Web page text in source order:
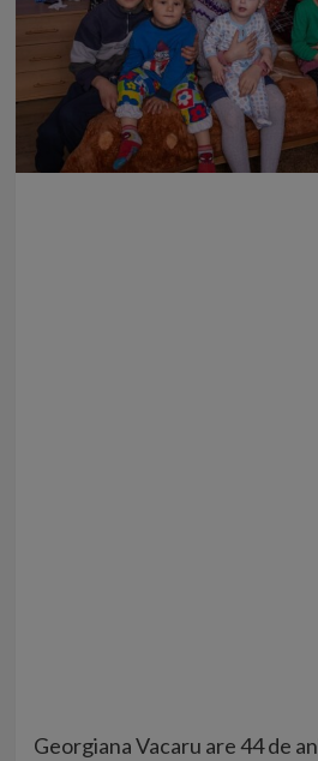
Georgiana Vacaru are 44 de